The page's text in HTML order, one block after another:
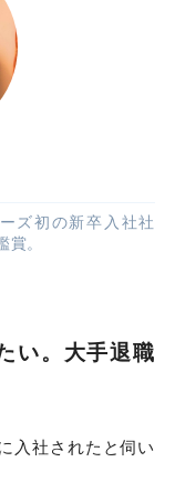
ズ初の新卒入社社
。
い。大手退職
入社されたと伺い